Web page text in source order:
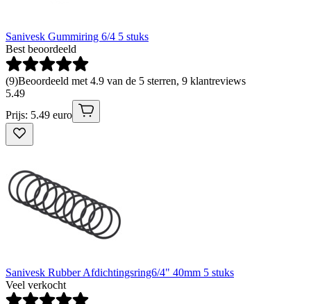
Sanivesk Gummiring 6/4 5 stuks
Best beoordeeld
(9)Beoordeeld met 4.9 van de 5 sterren, 9 klantreviews
5.49
Prijs: 5.49 euro
Sanivesk Rubber Afdichtingsring6/4" 40mm 5 stuks
Veel verkocht